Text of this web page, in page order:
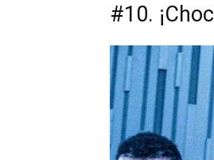
#10.